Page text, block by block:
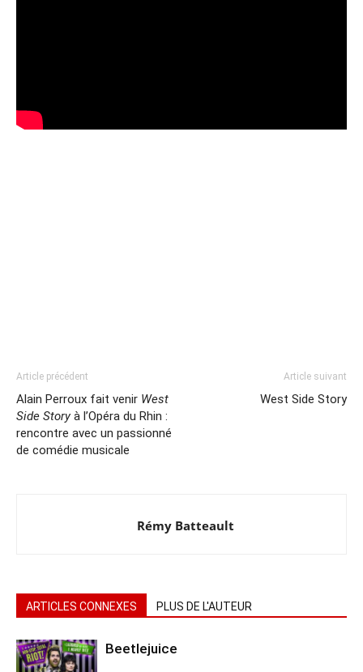
Article précédent
Alain Perroux fait venir West
Side Storyà l’Opéra du Rhin :
rencontre avec un passionné
de comédie musicale
Article suivant
West Side Story
Rémy Batteault
ARTICLES CONNEXES PLUS DE L'AUTEUR
Beetlejuice